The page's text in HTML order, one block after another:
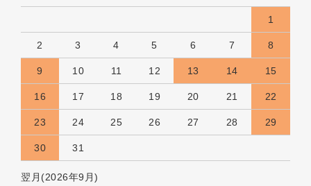
1
2 3 4 5 6 7 8
9 10 11 12 13 14 15
16 17 18 19 20 21 22
23 24 25 26 27 28 29
30 31
翌月(2026年9月)